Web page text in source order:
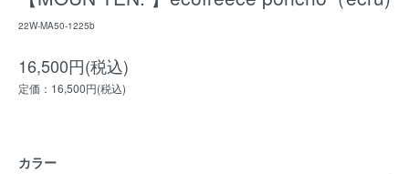
22W-MA50-1225b
16,500円(税込)
定価：16,500円(税込)
カラー